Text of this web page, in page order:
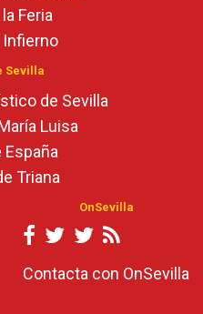
Feria
Infierno
Sevilla
de Sevilla
Luisa
España
Triana
OnSevilla
Contacta con OnSevilla